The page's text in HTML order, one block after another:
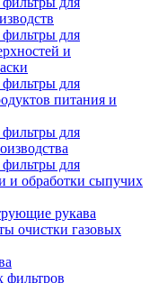
для
и
для
питания и
для
для
и обработки сыпучих
рукава
очистки газовых
фильтров